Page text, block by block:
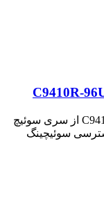
سوئیچ شبکه سیسکو مدل C9410R-96U-BNDL-E از سری سوئیچ
دسترسی سوئیچینگ